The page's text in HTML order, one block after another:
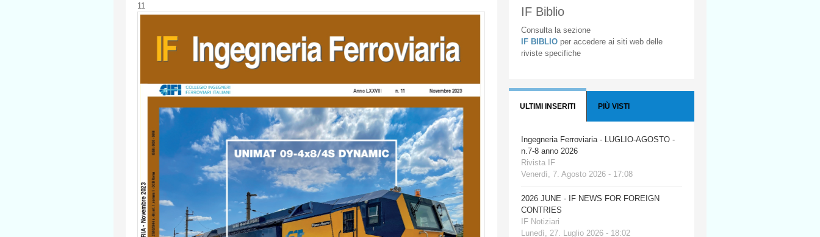
11 IF Biblio
Consulta la sezione
IF BIBLIO per accedere ai siti web delle
riviste specifiche
ULTIMI INSERITI PIÙ VISTI
Ingegneria Ferroviaria - LUGLIO-AGOSTO -
n.7-8 anno 2026
Rivista IF
Venerdì, 7. Agosto 2026 - 17:08
2026 JUNE - IF NEWS FOR FOREIGN
CONTRIES
IF Notiziari
Lunedì, 27. Luglio 2026 - 18:02